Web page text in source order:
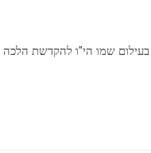
שמו הי"ו להקדשת הלכה